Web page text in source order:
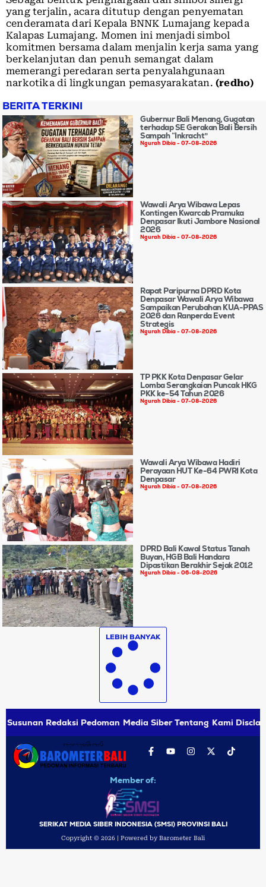
yang terjalin, acara ditutup dengan penyematan
cenderamata dari Kepala BNNK Lumajang kepada
Kalapas Lumajang. Momen ini menjadi simbol
komitmen bersama dalam menjalin kerja sama yang
berkelanjutan dan penuh semangat dalam
memerangi peredaran serta penyalahgunaan
narkotika di lingkungan pemasyarakatan.(redho)
BERITA TERKINI
Gubernur Bali Menang, Gugatan
terhadap SE Gerakan Bali Bersih
Sampah “Inkracht”
Ngurah Dibia 07-08-2026
Wawali Arya Wibawa Lepas
Kontingen Kwarcab Pramuka
Denpasar Ikuti Jambore Nasional
2026
Ngurah Dibia 07-08-2026
Rapat Paripurna DPRD Kota
Denpasar Wawali Arya Wibawa
Sampaikan Perubahan KUA-PPAS
2026 dan Ranperda Event
Strategis
Ngurah Dibia 07-08-2026
TP PKK Kota Denpasar Gelar
Lomba Serangkaian Puncak HKG
PKK ke-54 Tahun 2026
Ngurah Dibia 07-08-2026
Wawali Arya Wibawa Hadiri
Perayaan HUT Ke-64 PWRI Kota
Denpasar
Ngurah Dibia 07-08-2026
DPRD Bali Kawal Status Tanah
Buyan, HGB Bali Handara
Dipastikan Berakhir Sejak 2012
Ngurah Dibia 06-08-2026
LEBIH BANYAK
Susunan Redaksi Pedoman Media Siber Tentang Kami
Member of:
SERIKAT MEDIA SIBER INDONESIA (SMSI) PROVINSI BALI
Copyright © 2026 | Powered by Barometer Bali